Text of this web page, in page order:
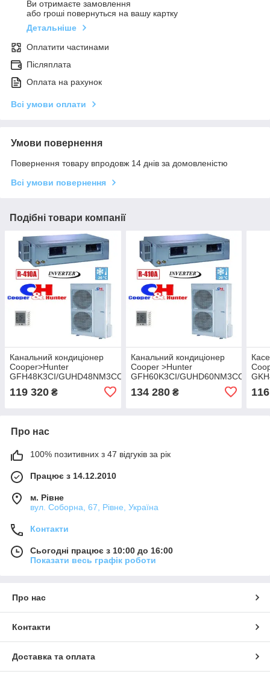
Ви отримаєте замовлення
або гроші повернуться на вашу картку
Детальніше
Оплатити частинами
Післяплата
Оплата на рахунок
Всі умови оплати
Умови повернення
Повернення товару впродовж 14 днів за домовленістю
Всі умови повернення
Подібні товари компанії
Канальний кондиціонер
Cooper>Hunter
GFH48K3CI/GUHD48NM3CO
119 320 ₴
Канальний кондиціонер
Cooper >Hunter
GFH60K3CI/GUHD60NM3CO
134 280₴
Про нас
100% позитивних з 47 відгуків за рік
Працює з 14.12.2010
м. Рівне
вул. Соборна, 67, Рівне, Україна
Контакти
Сьогодні працює з 10:00 до 16:00
Показати весь графік роботи
Про нас
Контакти
Доставка та оплата